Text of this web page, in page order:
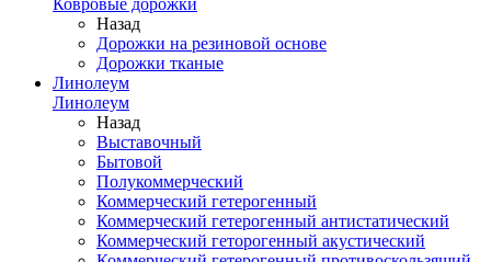
Ковровые дорожки
Назад
Дорожки на резиновой основе
Дорожки тканые
Линолеум
Линолеум
Назад
Выставочный
Бытовой
Полукоммерческий
Коммерческий гетерогенный
Коммерческий гетерогенный антистатический
Коммерческий геторогенный акустический